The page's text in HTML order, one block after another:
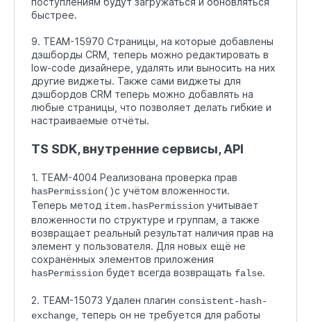
быстрее.
9. TEAM-15970 Страницы, на которые добавлены
дэшборды CRM, теперь можно редактировать в
low-code дизайнере, удалять или выносить на них
другие виджеты. Также сами виджеты для
дэшбордов CRM теперь можно добавлять на
любые страницы, что позволяет делать гибкие и
настраиваемые отчёты.
TS SDK, внутренние сервисы, API
1. TEAM-4004 Реализована проверка прав
hasPermission()с учётом вложенности.
Теперь метод item.hasPermission учитывает
вложенности по структуре и группам, а также
возвращает реальный результат наличия прав на
элемент у пользователя. Для новых ещё не
сохранённых элементов приложения
hasPermission будет всегда возвращать false.
2. TEAM-15073 Удален плагин consistent-hash-
exchange , теперь он не требуется для работы